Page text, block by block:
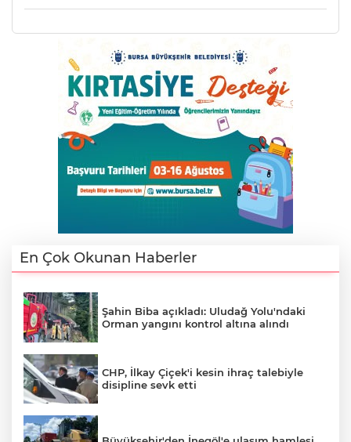
En Çok Okunan Haberler
Şahin Biba açıkladı: Uludağ Yolu'ndaki
Orman yangını kontrol altına alındı
CHP, İlkay Çiçek'i kesin ihraç talebiyle
disipline sevk etti